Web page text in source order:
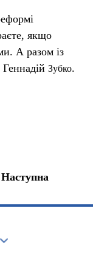
якщо
А разом із
Зубко.
Наступна